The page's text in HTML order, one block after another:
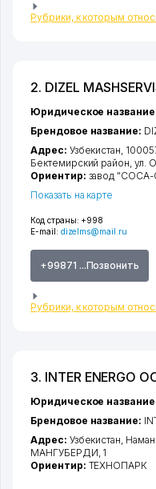
Рубрики, к которым
2. DIZEL
Код страны: +998
E-mail: dizelms@mail.ru
+99871 ...Позвонить
Рубрики, к которым
Юридическое
Брендовое название:
Адрес: Узбекистан,
Бектемирский район,ул.
Ориентир: завод
Показать на карте
3. INTER ENERGO
Юридическое
Брендовое название:
Адрес: Узбекистан,
МАНГУБЕРДИ, 1
Ориентир: ТЕХНОПАРК